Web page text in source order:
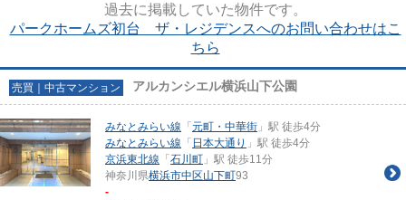
過去に掲載していた物件です。
パークホームズ初台 ザ・レジデンスへのお問い合わせはこ
ちら
売買｜中古マンション アルカンシエル横浜山下公園
みなとみらい線 「 元町・中華街 」駅 徒歩4分
みなとみらい線 「 日本大通り 」駅 徒歩4分
京浜東北線 「 石川町 」駅 徒歩11分
神奈川県横浜市中区山下町93
-